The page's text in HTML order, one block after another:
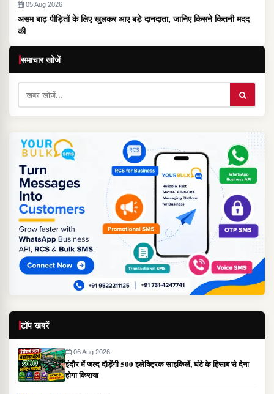
05 Aug 2026
असम बाढ़ पीड़ितों के लिए खुलकर आए बड़े दानदाता, जानिए किसने कितनी मदद
की
समाचार खोजें
टॉप खबरें
06 Aug 2026
इंदौर में जल्द दौड़ेंगी 500 इलेक्ट्रिक साइकिलें, घंटे के हिसाब से देना
होगा किराया